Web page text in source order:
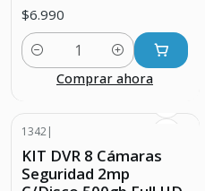
$6.990
Cantidad
Comprar ahora
1342|
KIT DVR 8 Cámaras
Seguridad 2mp